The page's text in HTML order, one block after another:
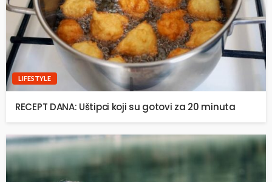
LIFESTYLE
RECEPT DANA: Uštipci koji su gotovi za 20 minuta